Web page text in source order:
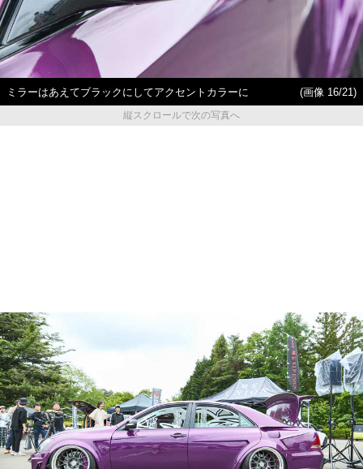
ミラーはあえてブラックにしてアクセントカラーに
(画像 16/21)
縦スクロールで次の写真へ